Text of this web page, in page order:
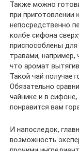
Также можно
при
непосредственно
колбе сифона
приспособлены
травами,
что аромат
Такой чай
Обязательно
чайнике и в
понравится вам
И напоследок,
возможность